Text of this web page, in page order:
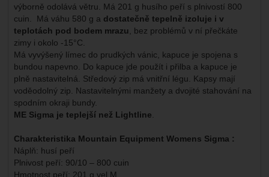
výborně odolává větru. Má 201 g husího peří s plnivostí 800
cuin. Má váhu 580 g a dostatečně tepelně izoluje i v
teplotách pod bodem mrazu , bez problémů v ní přečkáte
zimy i okolo -15°C.
Má vyvýšený límec do prudkých vánic, kapuce je spojena s
bundou napevno. Do kapuce jde použít i přilba a kapuce je
plně nastavitelná. Středový zip má vnitřní légu. Kapsy mají
voděodolný zip. Nastavitelnými manžety a dvojité stahování na
spodním okraji bundy.
ME Sigma je teplejší než Lightline
Charakteristika Mountain Equipment Womens Sigma :
Náplň: husí peří
Plnivost peří: 90/10 – 800 cuin
Hmotnost peří: 201 g vel M